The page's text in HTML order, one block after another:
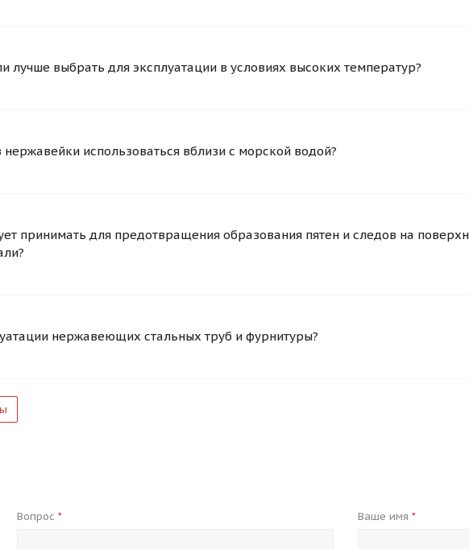
лучше выбрать для эксплуатации в условиях высоких температур?
нержавейки использоваться вблизи с морской водой?
принимать для предотвращения образования пятен и следов на
нержавеющих стальных труб и фурнитуры?
Вопрос* Ваше имя *